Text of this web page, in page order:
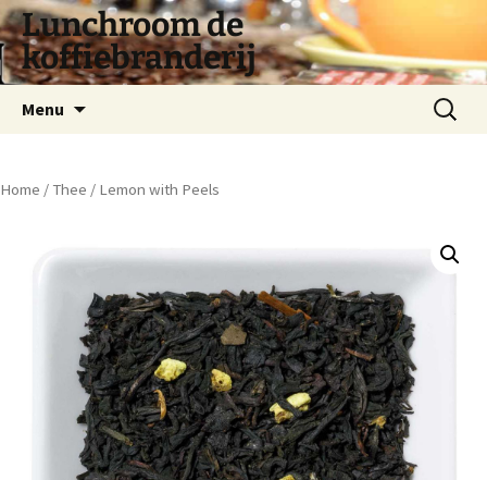
Lunchroom de
koffiebranderij
Menu
Zoeken
naar:
Home / Thee / Lemon with Peels